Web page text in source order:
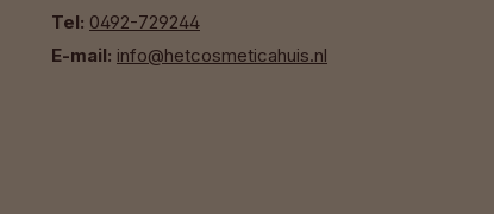
Tel: 0492-729244
E-mail: info@hetcosmeticahuis.nl